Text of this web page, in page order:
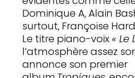
Dominique A, Alain
surtout, Françoise
Le titre piano-voix « Le
l’atmosphère assez
annonce son premier